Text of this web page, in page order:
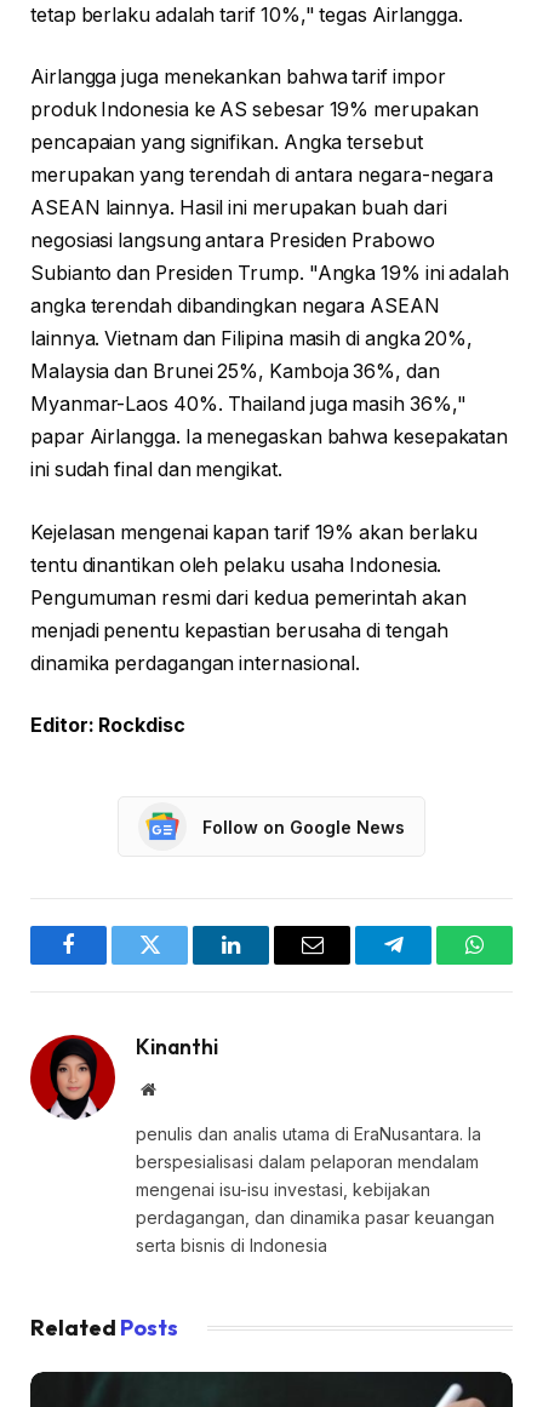
tetap berlaku adalah tarif 10%," tegas Airlangga.
Airlangga juga menekankan bahwa tarif impor
produk Indonesia ke AS sebesar 19% merupakan
pencapaian yang signifikan. Angka tersebut
merupakan yang terendah di antara negara-negara
ASEAN lainnya. Hasil ini merupakan buah dari
negosiasi langsung antara Presiden Prabowo
Subianto dan Presiden Trump. "Angka 19% ini adalah
angka terendah dibandingkan negara ASEAN
lainnya. Vietnam dan Filipina masih di angka 20%,
Malaysia dan Brunei 25%, Kamboja 36%, dan
Myanmar-Laos 40%. Thailand juga masih 36%,"
papar Airlangga. Ia menegaskan bahwa kesepakatan
ini sudah final dan mengikat.
Kejelasan mengenai kapan tarif 19% akan berlaku
tentu dinantikan oleh pelaku usaha Indonesia.
Pengumuman resmi dari kedua pemerintah akan
menjadi penentu kepastian berusaha di tengah
dinamika perdagangan internasional.
Editor: Rockdisc
Follow on Google News
FacebookTwitter LinkedInEmail Telegram
Kinanthi
Website
penulis dan analis utama di EraNusantara. Ia
berspesialisasi dalam pelaporan mendalam
mengenai isu-isu investasi, kebijakan
perdagangan, dan dinamika pasar keuangan
serta bisnis di Indonesia
Related Posts